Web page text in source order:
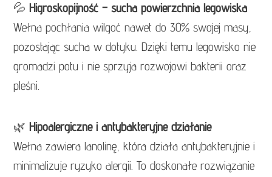
💦Higroskopijność – sucha powierzchnia legowiska
Wełna pochłania wilgoć nawet do 30% swojej masy,
pozostając sucha w dotyku. Dzięki temu legowisko nie
gromadzi potu i nie sprzyja rozwojowi bakterii oraz
pleśni.
🌿Hipoalergiczne i antybakteryjne działanie
Wełna zawiera lanolinę, która działa antybakteryjnie i
minimalizuje ryzyko alergii. To doskonałe rozwiązanie